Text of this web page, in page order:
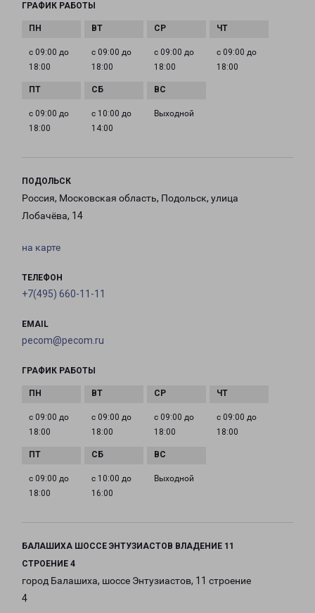
ГРАФИК РАБОТЫ
с 09:00 до
18:00
с 09:00 до
18:00
с 09:00 до
18:00
с 09:00 до
18:00
с 09:00 до
18:00
с 10:00 до
14:00
Выходной
ПОДОЛЬСК
Россия, Московская область, Подольск, улица
Лобачёва, 14
на карте
ТЕЛЕФОН
+7(495) 660-11-11
EMAIL
pecom@pecom.ru
ГРАФИК РАБОТЫ
с 09:00 до
18:00
с 09:00 до
18:00
с 09:00 до
18:00
с 09:00 до
18:00
с 09:00 до
18:00
с 10:00 до
16:00
Выходной
БАЛАШИХА ШОССЕ ЭНТУЗИАСТОВ ВЛАДЕНИЕ 11
СТРОЕНИЕ 4
город Балашиха, шоссе Энтузиастов, 11 строение
4